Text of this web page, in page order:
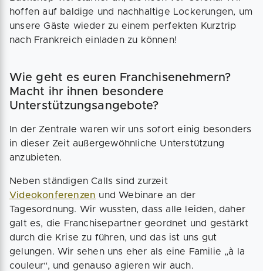
hoffen auf baldige und nachhaltige Lockerungen, um
unsere Gäste wieder zu einem perfekten Kurztrip
nach Frankreich einladen zu können!
Wie geht es euren Franchisenehmern?
Macht ihr ihnen besondere
Unterstützungsangebote?
In der Zentrale waren wir uns sofort einig besonders
in dieser Zeit außergewöhnliche Unterstützung
anzubieten.
Neben ständigen Calls sind zurzeit
Videokonferenzen und Webinare an der
Tagesordnung. Wir wussten, dass alle leiden, daher
galt es, die Franchisepartner geordnet und gestärkt
durch die Krise zu führen, und das ist uns gut
gelungen. Wir sehen uns eher als eine Familie „à la
couleur“, und genauso agieren wir auch.